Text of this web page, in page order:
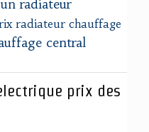
radiateur
radiateur chauffage
central
prix des